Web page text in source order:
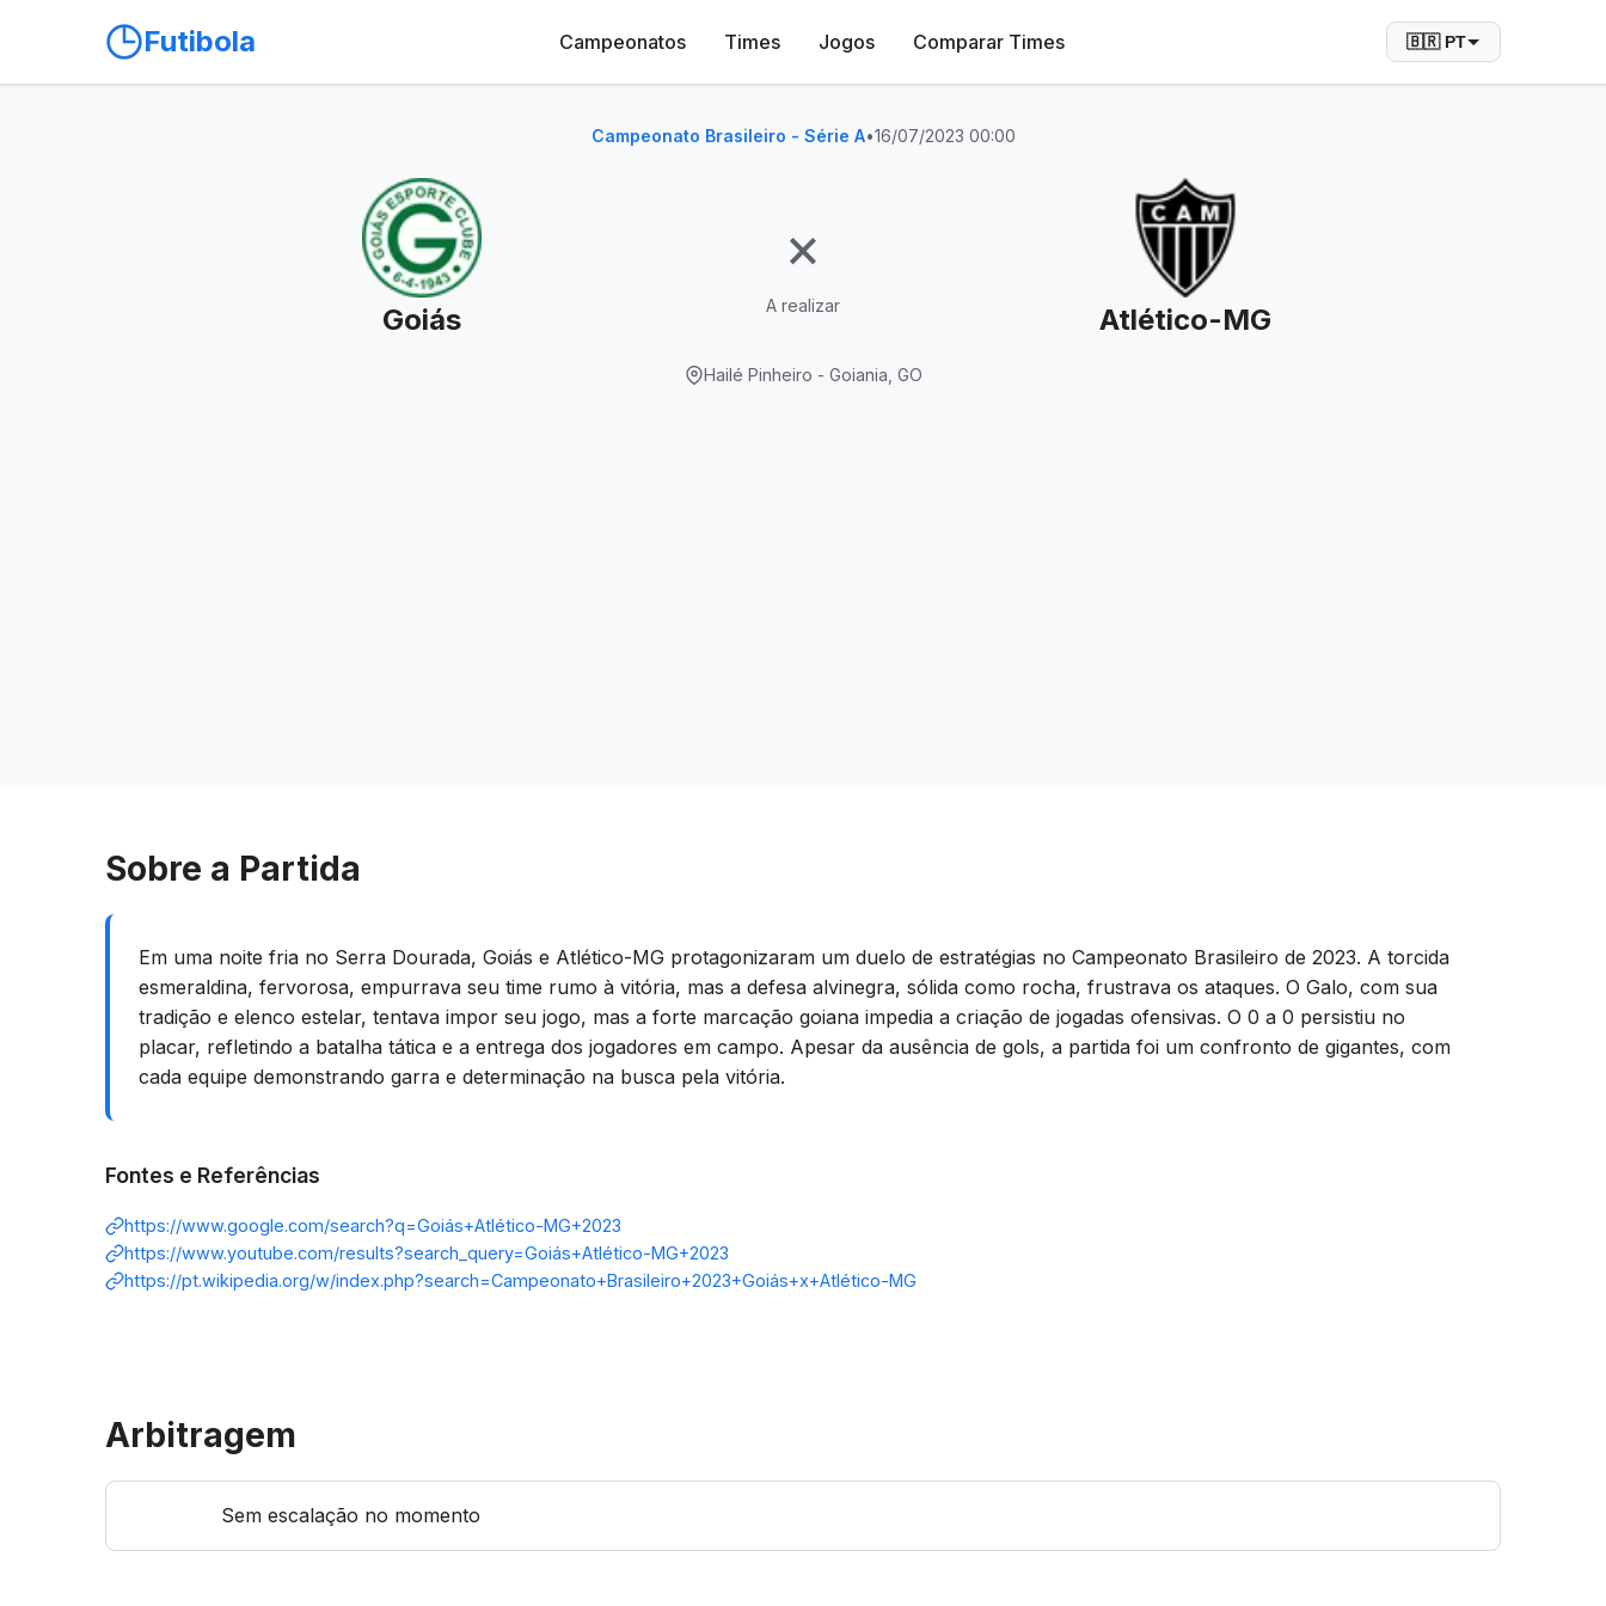
Futibola Campeonatos Times Jogos Comparar Times 🇧🇷 PT
Campeonato Brasileiro - Série A•16/07/2023 00:00
Goiás
×
A realizar Atlético-MG
Hailé Pinheiro - Goiania, GO
Sobre a Partida
Em uma noite fria no Serra Dourada, Goiás e Atlético-MG protagonizaram um duelo de estratégias no Campeonato Brasileiro de 2023. A torcida
esmeraldina, fervorosa, empurrava seu time rumo à vitória, mas a defesa alvinegra, sólida como rocha, frustrava os ataques. O Galo, com sua
tradição e elenco estelar, tentava impor seu jogo, mas a forte marcação goiana impedia a criação de jogadas ofensivas. O 0 a 0 persistiu no
placar, refletindo a batalha tática e a entrega dos jogadores em campo. Apesar da ausência de gols, a partida foi um confronto de gigantes, com
cada equipe demonstrando garra e determinação na busca pela vitória.
Fontes e Referências
https://www.google.com/search?q=Goiás+Atlético-MG+2023
https://www.youtube.com/results?search_query=Goiás+Atlético-MG+2023
https://pt.wikipedia.org/w/index.php?search=Campeonato+Brasileiro+2023+Goiás+x+Atlético-MG
Arbitragem
Sem escalação no momento